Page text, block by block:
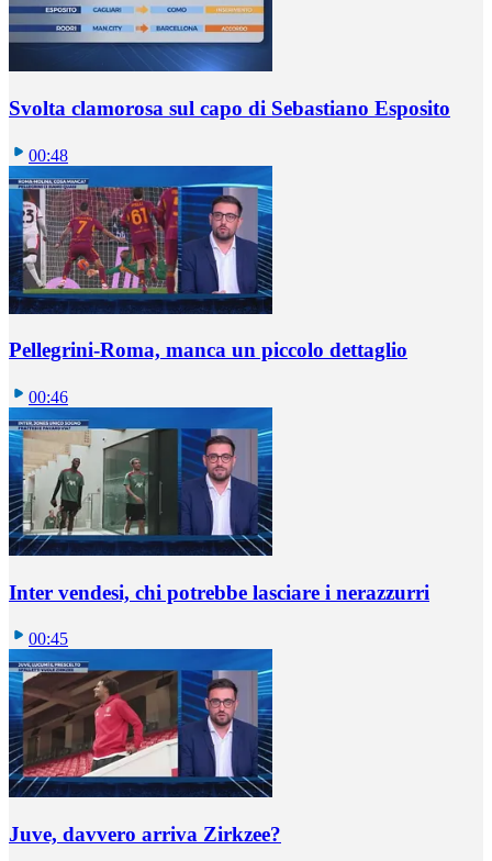
Svolta clamorosa sul capo di Sebastiano Esposito
00:48
Pellegrini-Roma, manca un piccolo dettaglio
00:46
Inter vendesi, chi potrebbe lasciare i nerazzurri
00:45
Juve, davvero arriva Zirkzee?